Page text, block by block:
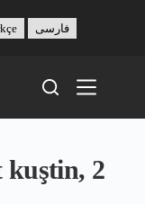
فارسی
kuştin, 2